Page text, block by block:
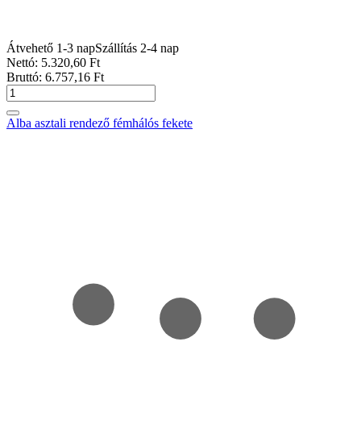
Átvehető 1-3 napSzállítás 2-4 nap
Nettó: 5.320,60 Ft
Bruttó: 6.757,16 Ft
Alba asztali rendező fémhálós fekete